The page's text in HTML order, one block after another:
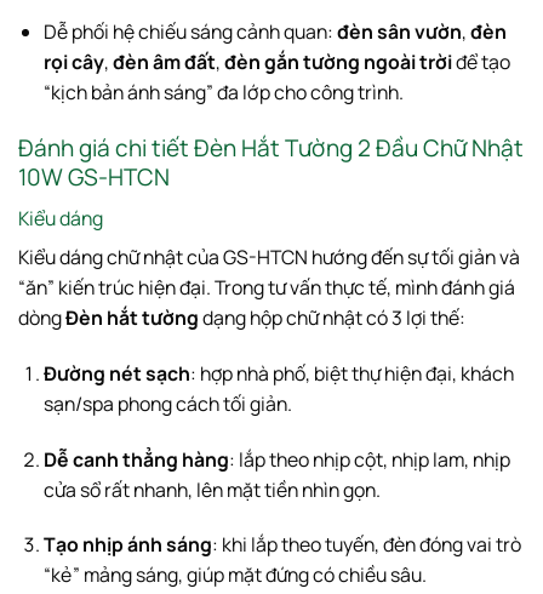
Dễ phối hệ chiếu sáng cảnh quan:đèn sân vườn,đèn
rọi cây,đèn âm đất,đèn gắn tường ngoài trờiđể tạo
“kịch bản ánh sáng” đa lớp cho công trình.
Đánh giá chi tiết Đèn Hắt Tường 2 Đầu Chữ Nhật
10W GS-HTCN
Kiểu dáng
Kiểu dáng chữ nhật của GS-HTCN hướng đến sự tối giản và
“ăn” kiến trúc hiện đại. Trong tư vấn thực tế, mình đánh giá
dòngĐèn hắt tườngdạng hộp chữ nhật có 3 lợi thế:
Đường nét sạch: hợp nhà phố, biệt thự hiện đại, khách
sạn/spa phong cách tối giản.
Dễ canh thẳng hàng: lắp theo nhịp cột, nhịp lam, nhịp
cửa sổ rất nhanh, lên mặt tiền nhìn gọn.
Tạo nhịp ánh sáng: khi lắp theo tuyến, đèn đóng vai trò
“kẻ” mảng sáng, giúp mặt đứng có chiều sâu.